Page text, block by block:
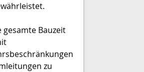
gesamte Bauzeit
zu